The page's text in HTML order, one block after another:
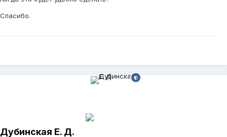
Спасибо.
Дубинская Е. Д.